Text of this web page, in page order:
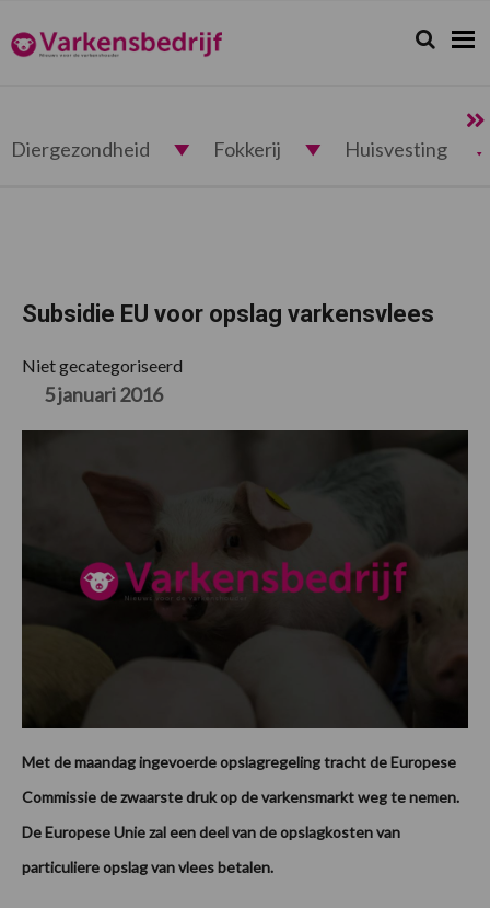
de
hoofdnavigatie
de
hoofd
de
eerste
de
voettekst
Varkensbedrijf.nl Zoeken...
Zoek
Diergezondheid Fokkerij Huisvesting
Subsidie EU voor opslag varkensvlees
Niet gecategoriseerd
5 januari 2016
Met de maandag ingevoerde opslagregeling tracht de Europese
Commissie de zwaarste druk op de varkensmarkt weg te nemen.
De Europese Unie zal een deel van de opslagkosten van
particuliere opslag van vlees betalen.